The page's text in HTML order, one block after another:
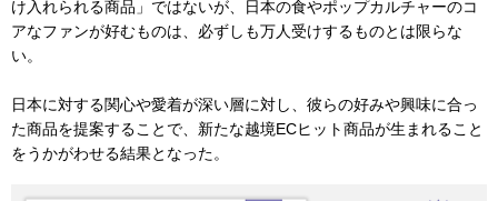
け入れられる商品」ではないが、日本の食やポップカルチャーのコ
アなファンが好むものは、必ずしも万人受けするものとは限らな
い。
日本に対する関心や愛着が深い層に対し、彼らの好みや興味に合っ
た商品を提案することで、新たな越境ECヒット商品が生まれること
をうかがわせる結果となった。